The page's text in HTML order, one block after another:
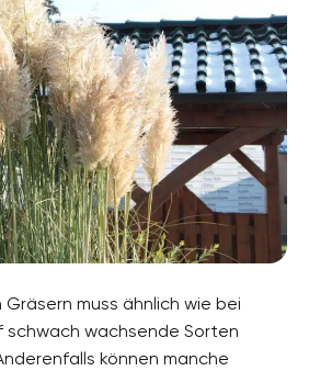
muss ähnlich wie bei
schwach wachsende Sorten
können manche